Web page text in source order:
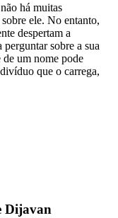
há muitas
ele. No entanto,
despertam a
perguntar sobre a sua
um nome pode
que o carrega,
Dijavan